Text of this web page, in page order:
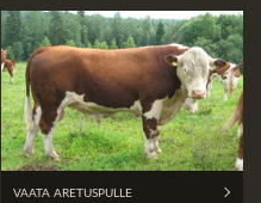
VAATA ARETUSPULLE